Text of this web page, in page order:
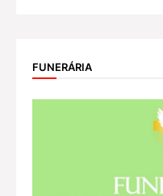
FUNERÁRIA